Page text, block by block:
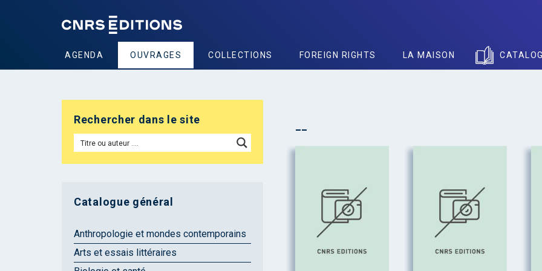
AGENDA OUVRAGES COLLECTIONS FOREIGN RIGHTS LA MAISON
Rechercher dans le site
Catalogue général
Anthropologie et mondes contemporains
Arts et essais littéraires